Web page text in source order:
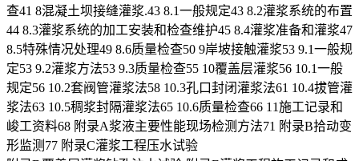
查41 8混凝土坝接缝灌浆.43 8.1一般规定43 8.2灌浆系统的布置
44 8.3灌浆系统的加工安装和检查维护45 8.4灌浆准备和灌浆47
8.5特殊情况处理49 8.6质量检查50 9岸坡接触灌浆53 9.1一般规
定53 9.2灌浆方法53 9.3质量检查55 10覆盖层灌浆56 10.1一般
规定56 10.2套阀管灌浆法58 10.3孔口封闭灌浆法61 10.4拔管灌
浆法63 10.5稠浆封隔灌浆法65 10.6质量检查66 11施工记录和
峻工资料68 附录A浆液主要性能现场检测方法71 附录B拾动变
形监测77 附录C灌浆工程压水试验